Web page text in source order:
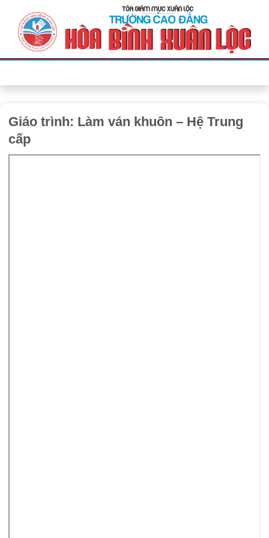
Giáo trình: Làm ván khuôn – Hệ Trung
cấp